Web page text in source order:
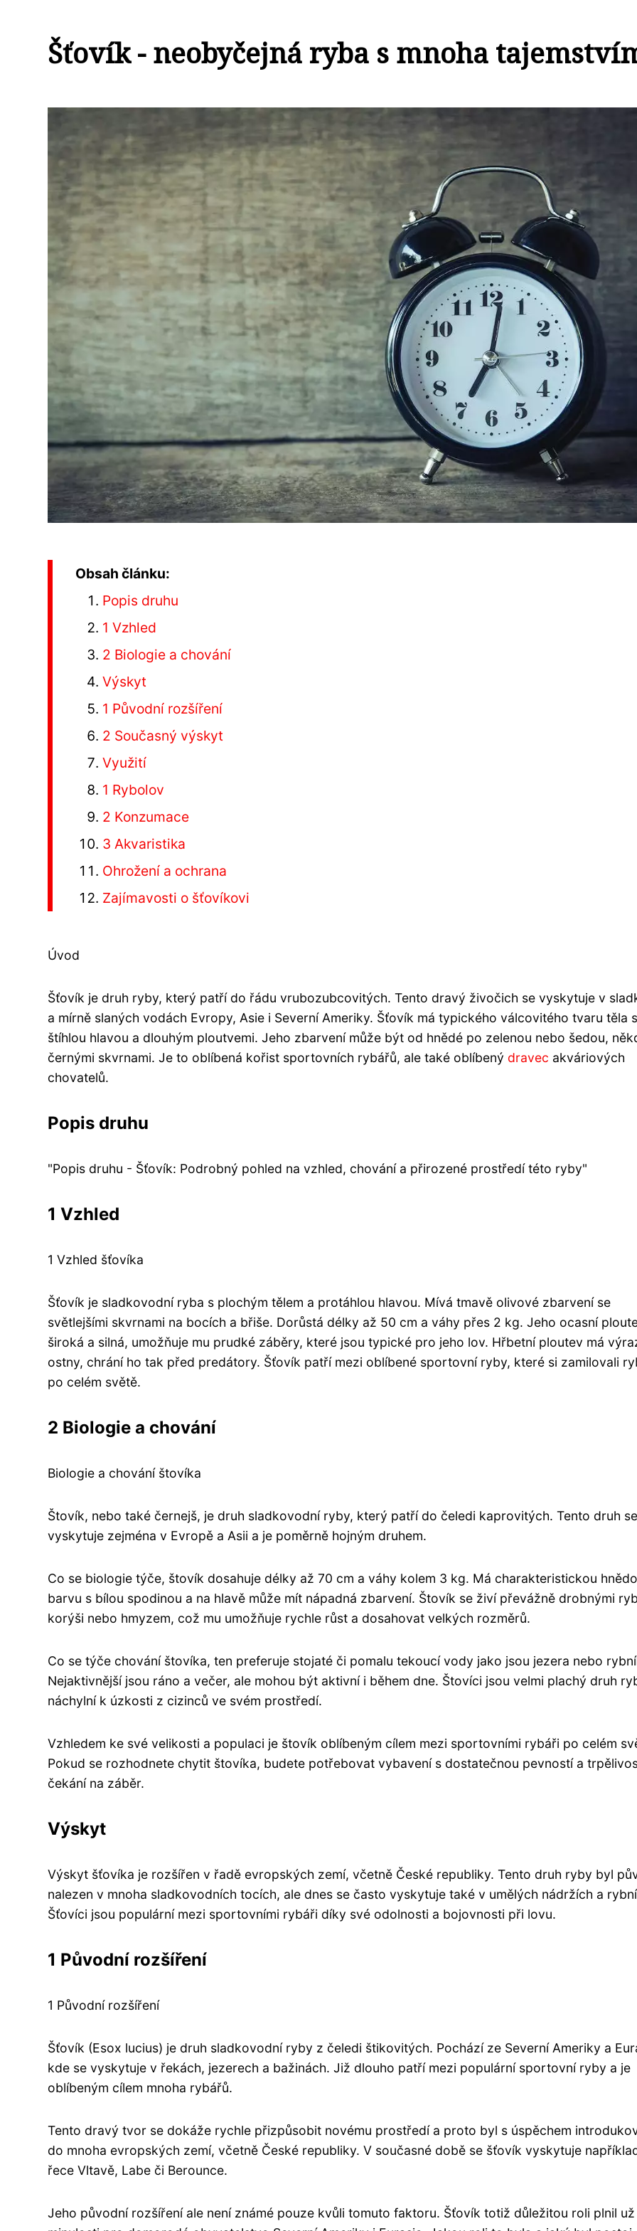
Šťovík - neobyčejná ryba s mnoha
Obsah článku:
Popis druhu
1 Vzhled
2 Biologie a chování
Výskyt
1 Původní rozšíření
2 Současný výskyt
Využití
1 Rybolov
2 Konzumace
3 Akvaristika
Ohrožení a ochrana
Zajímavosti o šťovíkovi
Úvod
Šťovík je druh ryby, který patří do řádu vrubozubcovitých. Tento dravý živočich se vyskytuje v
a mírně slaných vodách Evropy, Asie i Severní Ameriky. Šťovík má typického válcovitého tvaru těla s
štíhlou hlavou a dlouhým ploutvemi. Jeho zbarvení může být od hnědé po zelenou nebo šedou,
černými skvrnami. Je to oblíbená kořist sportovních rybářů, ale také oblíbený dravec akváriových
chovatelů.
Popis druhu
"Popis druhu - Šťovík: Podrobný pohled na vzhled, chování a přirozené prostředí této ryby"
1 Vzhled
1 Vzhled šťovíka
Šťovík je sladkovodní ryba s plochým tělem a protáhlou hlavou. Mívá tmavě olivové zbarvení se
světlejšími skvrnami na bocích a břiše. Dorůstá délky až 50 cm a váhy přes 2 kg. Jeho ocasní
široká a silná, umožňuje mu prudké záběry, které jsou typické pro jeho lov. Hřbetní ploutev má
ostny, chrání ho tak před predátory. Šťovík patří mezi oblíbené sportovní ryby, které si zamilovali
po celém světě.
2 Biologie a chování
Biologie a chování štovíka
Štovík, nebo také černejš, je druh sladkovodní ryby, který patří do čeledi kaprovitých. Tento druh se
vyskytuje zejména v Evropě a Asii a je poměrně hojným druhem.
Co se biologie týče, štovík dosahuje délky až 70 cm a váhy kolem 3 kg. Má charakteristickou
barvu s bílou spodinou a na hlavě může mít nápadná zbarvení. Štovík se živí převážně drobnými
korýši nebo hmyzem, což mu umožňuje rychle růst a dosahovat velkých rozměrů.
Co se týče chování štovíka, ten preferuje stojaté či pomalu tekoucí vody jako jsou jezera nebo
Nejaktivnější jsou ráno a večer, ale mohou být aktivní i během dne. Štovíci jsou velmi plachý druh
náchylní k úzkosti z cizinců ve svém prostředí.
Vzhledem ke své velikosti a populaci je štovík oblíbeným cílem mezi sportovními rybáři po celém
Pokud se rozhodnete chytit štovíka, budete potřebovat vybavení s dostatečnou pevností a
čekání na záběr.
Výskyt
Výskyt šťovíka je rozšířen v řadě evropských zemí, včetně České republiky. Tento druh ryby byl
nalezen v mnoha sladkovodních tocích, ale dnes se často vyskytuje také v umělých nádržích a
Šťovíci jsou populární mezi sportovními rybáři díky své odolnosti a bojovnosti při lovu.
1 Původní rozšíření
1 Původní rozšíření
Šťovík (Esox lucius) je druh sladkovodní ryby z čeledi štikovitých. Pochází ze Severní Ameriky a
kde se vyskytuje v řekách, jezerech a bažinách. Již dlouho patří mezi populární sportovní ryby a je
oblíbeným cílem mnoha rybářů.
Tento dravý tvor se dokáže rychle přizpůsobit novému prostředí a proto byl s úspěchem
do mnoha evropských zemí, včetně České republiky. V současné době se šťovík vyskytuje
řece Vltavě, Labe či Berounce.
Jeho původní rozšíření ale není známé pouze kvůli tomuto faktoru. Šťovík totiž důležitou roli plnil už